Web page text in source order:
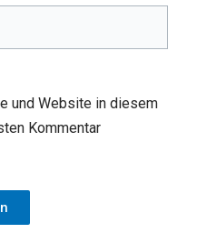
und Website in diesem
Kommentar